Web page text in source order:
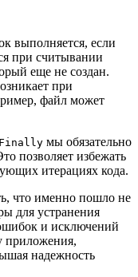
выполняется, если
при считывании
еще не создан.
при
файл может
Finally мы обязательно
позволяет избежать
итерациях кода.
что именно пошло не
для устранения
и исключений
приложения,
надежность